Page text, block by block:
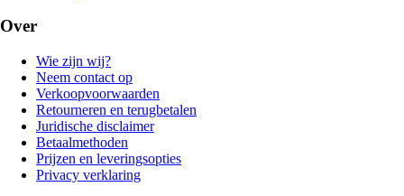
Over
Wie zijn wij?
Neem contact op
Verkoopvoorwaarden
Retourneren en terugbetalen
Juridische disclaimer
Betaalmethoden
Prijzen en leveringsopties
Privacy verklaring